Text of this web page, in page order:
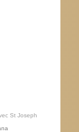
St Joseph